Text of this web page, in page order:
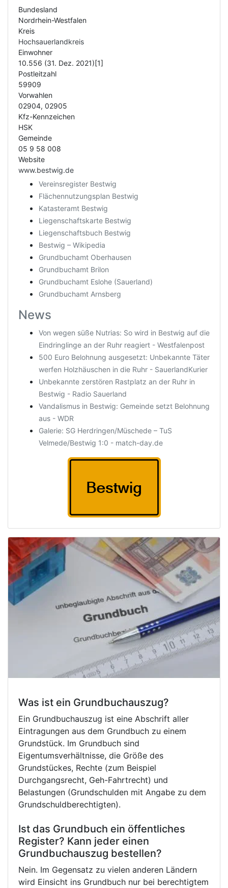
Bundesland
Nordrhein-Westfalen
Kreis
Hochsauerlandkreis
Einwohner
10.556 (31. Dez. 2021)[1]
Postleitzahl
59909
Vorwahlen
02904, 02905
Kfz-Kennzeichen
HSK
Gemeinde
05 9 58 008
Website
www.bestwig.de
Vereinsregister Bestwig
Flächennutzungsplan Bestwig
Katasteramt Bestwig
Liegenschaftskarte Bestwig
Liegenschaftsbuch Bestwig
Bestwig – Wikipedia
Grundbuchamt Oberhausen
Grundbuchamt Brilon
Grundbuchamt Eslohe (Sauerland)
Grundbuchamt Arnsberg
News
Von wegen süße Nutrias: So wird in Bestwig auf die
Eindringlinge an der Ruhr reagiert - Westfalenpost
500 Euro Belohnung ausgesetzt: Unbekannte Täter
werfen Holzhäuschen in die Ruhr - SauerlandKurier
Unbekannte zerstören Rastplatz an der Ruhr in
Bestwig - Radio Sauerland
Vandalismus in Bestwig: Gemeinde setzt Belohnung
aus - WDR
Galerie: SG Herdringen/Müschede – TuS
Velmede/Bestwig 1:0 - match-day.de
Was ist ein Grundbuchauszug?
Ein Grundbuchauszug ist eine Abschrift aller
Eintragungen aus dem Grundbuch zu einem
Grundstück. Im Grundbuch sind
Eigentumsverhältnisse, die Größe des
Grundstückes, Rechte (zum Beispiel
Durchgangsrecht, Geh-Fahrtrecht) und
Belastungen (Grundschulden mit Angabe zu dem
Grundschuldberechtigten).
Ist das Grundbuch ein öffentliches
Register? Kann jeder einen
Grundbuchauszug bestellen?
Nein. Im Gegensatz zu vielen anderen Ländern
wird Einsicht ins Grundbuch nur bei berechtigtem